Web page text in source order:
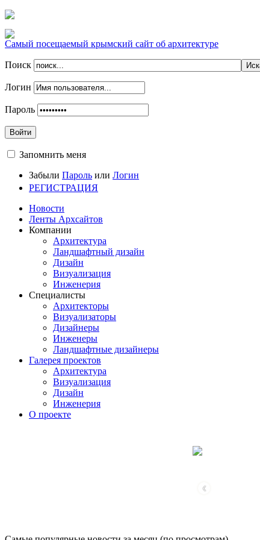
Самый посещаемый крымский сайт об архитектуре
Поиск
Логин
Пароль
Войти
Запомнить меня
Забыли Пароль или Логин
РЕГИСТРАЦИЯ
Новости
Ленты Архсайтов
Компании
Архитектура
Ландшафтный дизайн
Дизайн
Визуализация
Инженерия
Специалисты
Архитекторы
Визуализаторы
Дизайнеры
Инженеры
Ландшафтные дизайнеры
Галерея проектов
Архитектура
Визуализация
Дизайн
Инженерия
О проекте
‹